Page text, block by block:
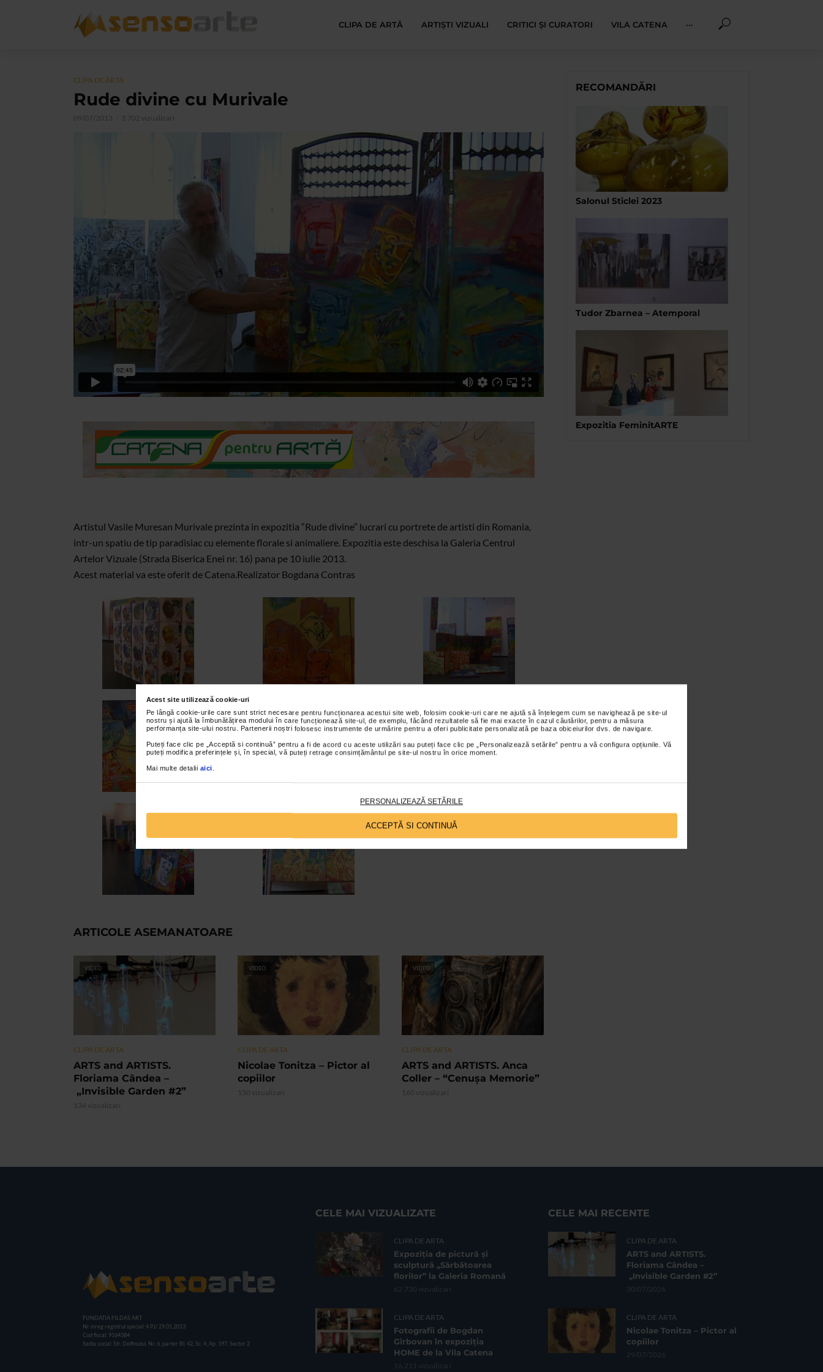
Acest site utilizează cookie-uri
Pe lângă cookie-urile care sunt strict necesare pentru funcționarea acestui site web, folosim cookie-uri care ne ajută să înțelegem cum se navighează pe site-ul
nostru și ajută la îmbunătățirea modului în care funcționează site-ul, de exemplu, făcând rezultatele să fie mai exacte în cazul căutărilor, pentru a măsura
performanța site-ului nostru. Partenerii noștri folosesc instrumente de urmărire pentru a oferi publicitate personalizată pe baza obiceiurilor dvs. de navigare.
Puteți face clic pe „Acceptă si continuă” pentru a fi de acord cu aceste utilizări sau puteți face clic pe „Personalizează setările” pentru a vă configura opțiunile. Vă
puteți modifica preferințele și, în special, vă puteți retrage consimțământul pe site-ul nostru în orice moment.
Mai multe detalii aici
PERSONALIZEAZĂ SETĂRILE
ACCEPTĂ SI CONTINUĂ
CLIPA DE ARTĂ ARTIȘTI VIZUALI CRITICI ȘI CURATORI VILA CATENA ···
CLIPA DE ARTA
Rude divine cu Murivale
09/07/2013 3.702 vizualizari
Artistul Vasile Muresan Murivale prezinta in expozitia “Rude divine” lucrari cu portrete de artisti din Romania,
intr-un spatiu de tip paradisiac cu elemente florale si animaliere. Expozitia este deschisa la Galeria Centrul
Artelor Vizuale (Strada Biserica Enei nr. 16) pana pe 10 iulie 2013.
Acest material va este oferit de Catena. Realizator Bogdana Contras
ARTICOLE ASEMANATOARE
VIDEO
CLIPA DE ARTA
ARTS and ARTISTS.
Floriama Cândea –
„Invisible Garden #2”
134 vizualizari
VIDEO
CLIPA DE ARTA
Nicolae Tonitza – Pictor al
copiilor
150 vizualizari
VIDEO
CLIPA DE ARTA
ARTS and ARTISTS. Anca
Coller – “Cenușa Memorie”
160 vizualizari
RECOMANDĂRI
Salonul Sticlei 2023
Tudor Zbarnea – Atemporal
Expozitia FeminitARTE
FUNDATIA FILDAS ART
Nr inreg registrul special: 4 PJ/ 29.01.2013
Cod fiscal: 9164384
Sediu social: Str. Delfinului, Nr. 6, parter Bl. 42, Sc. 4, Ap. 197, Sector 2
CELE MAI VIZUALIZATE
CLIPA DE ARTA
Expoziția de pictură și
sculptură „Sărbătoarea
florilor” la Galeria Romană
62.730 vizualizari
CLIPA DE ARTA
Fotografii de Bogdan
Gîrbovan în expoziția
HOME de la Vila Catena
16.211 vizualizari
CELE MAI RECENTE
CLIPA DE ARTA
ARTS and ARTISTS.
Floriama Cândea –
„Invisible Garden #2”
30/07/2026
CLIPA DE ARTA
Nicolae Tonitza – Pictor al
copiilor
29/07/2026